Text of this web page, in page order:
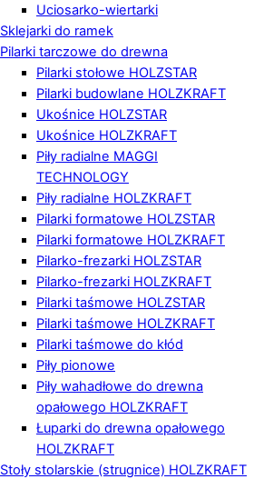
Uciosarko-wiertarki
Sklejarki do ramek
Pilarki tarczowe do drewna
Pilarki stołowe HOLZSTAR
Pilarki budowlane HOLZKRAFT
Ukośnice HOLZSTAR
Ukośnice HOLZKRAFT
Piły radialne MAGGI
TECHNOLOGY
Piły radialne HOLZKRAFT
Pilarki formatowe HOLZSTAR
Pilarki formatowe HOLZKRAFT
Pilarko-frezarki HOLZSTAR
Pilarko-frezarki HOLZKRAFT
Pilarki taśmowe HOLZSTAR
Pilarki taśmowe HOLZKRAFT
Pilarki taśmowe do kłód
Piły pionowe
Piły wahadłowe do drewna
opałowego HOLZKRAFT
Łuparki do drewna opałowego
HOLZKRAFT
Stoły stolarskie (strugnice) HOLZKRAFT